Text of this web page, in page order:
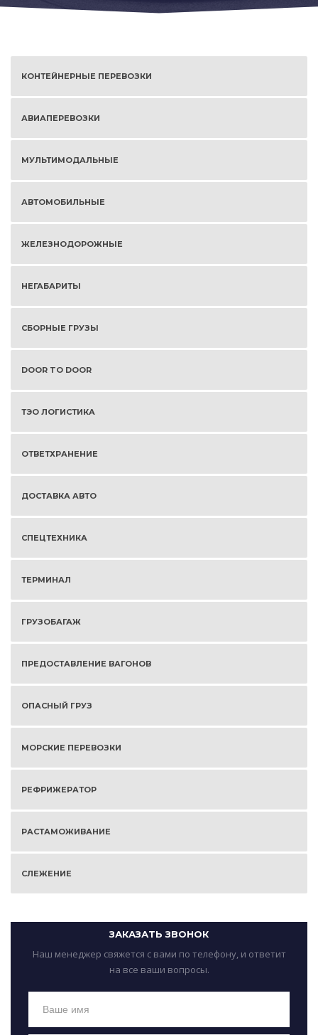
КОНТЕЙНЕРНЫЕ ПЕРЕВОЗКИ
АВИАПЕРЕВОЗКИ
МУЛЬТИМОДАЛЬНЫЕ
АВТОМОБИЛЬНЫЕ
ЖЕЛЕЗНОДОРОЖНЫЕ
НЕГАБАРИТЫ
СБОРНЫЕ ГРУЗЫ
DOOR TO DOOR
ТЭО ЛОГИСТИКА
ОТВЕТХРАНЕНИЕ
ДОСТАВКА АВТО
СПЕЦТЕХНИКА
ТЕРМИНАЛ
ГРУЗОБАГАЖ
ПРЕДОСТАВЛЕНИЕ ВАГОНОВ
ОПАСНЫЙ ГРУЗ
МОРСКИЕ ПЕРЕВОЗКИ
РЕФРИЖЕРАТОР
РАСТАМОЖИВАНИЕ
СЛЕЖЕНИЕ
ЗАКАЗАТЬ ЗВОНОК
Наш менеджер свяжется с вами по телефону, и ответит
на все ваши вопросы.